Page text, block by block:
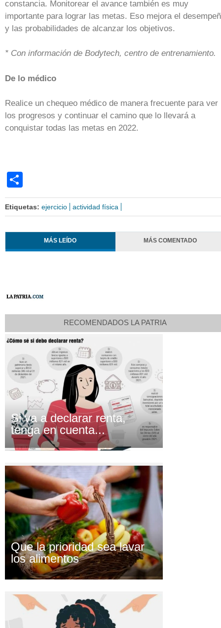
constancia. Monitorear el avance también es muy
importante para lograr las metas. Eso mejora el
y las probabilidades de alcanzar los objetivos.
* Con información de Bodytech, centro de entrenamiento.
De lo médico
Realice un chequeo médico de manera frecuente para ver
los progresos y continuar el camino que lo llevará a
conquistar todas las metas en 2022.
Etiquetas: ejercicio actividad física
MÁS LEÍDO MÁS COMENTADO
RECOMENDADOS LA PATRIA
Si va a declarar renta,
tenga en cuenta...
Que la prioridad sea lavar
los alimentos